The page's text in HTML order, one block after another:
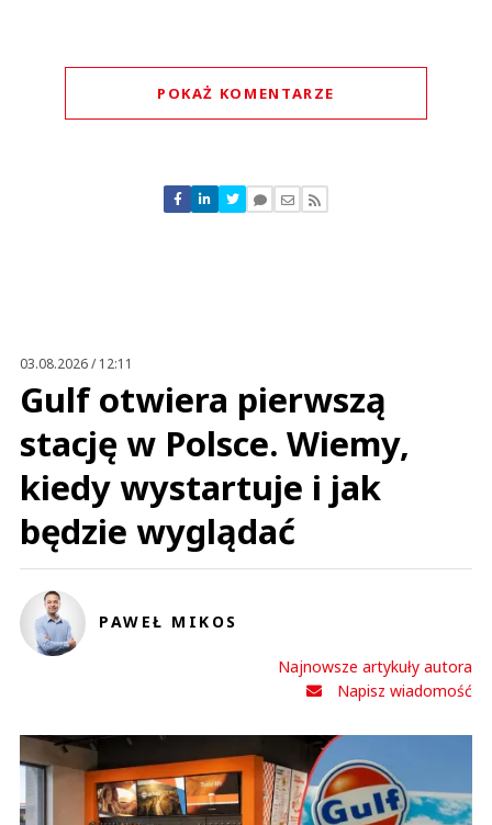
POKAŻ KOMENTARZE
Nie znaleziono komentarzy
Zostaw swoje komentarze
03.08.2026 / 12:11
Gulf otwiera pierwszą
stację w Polsce. Wiemy,
kiedy wystartuje i jak
będzie wyglądać
PAWEŁ MIKOS
Najnowsze artykuły autora
Napisz wiadomość